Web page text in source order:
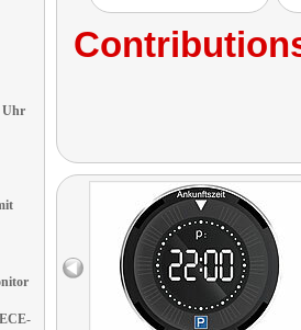
Uhr